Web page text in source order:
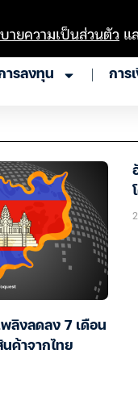
ารลงทุน การ
พลิงลดลง 7 เดือน
ค้าจากไทย
ายความเป็นส่วนตัว แ